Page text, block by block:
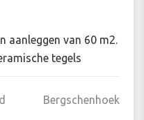
aanleggen van 60 m2.
tegels
Bergschenhoek